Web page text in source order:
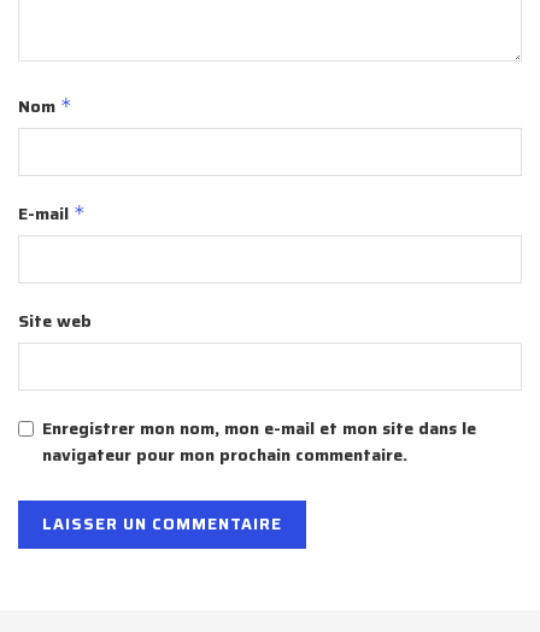
Nom *
E-mail *
Site web
Enregistrer mon nom, mon e-mail et mon site dans le
navigateur pour mon prochain commentaire.